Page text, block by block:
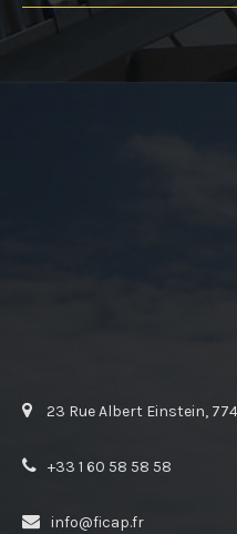
23 Rue Albert Einstein,
+33 1 60 58 58 58
info@ficap.fr